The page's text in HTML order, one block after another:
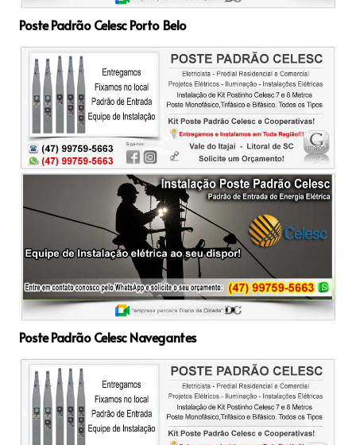
Poste Padrão Celesc Porto Belo
Poste Padrão Celesc Navegantes